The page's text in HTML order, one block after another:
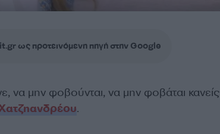
ως προτεινόμενη πηγή στην Google
να μην φοβούνται, να μην φοβάται κανείς
.